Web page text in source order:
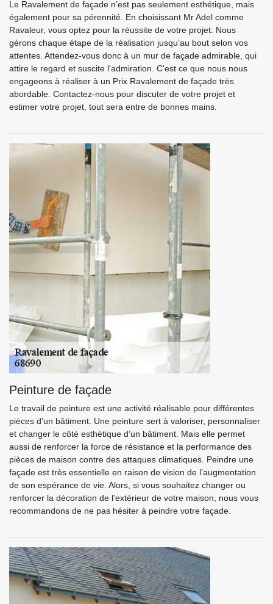
Le Ravalement de façade n’est pas seulement esthétique, mais
également pour sa pérennité. En choisissant Mr Adel comme
Ravaleur, vous optez pour la réussite de votre projet. Nous
gérons chaque étape de la réalisation jusqu’au bout selon vos
attentes. Attendez-vous donc à un mur de façade admirable, qui
attire le regard et suscite l'admiration. C'est ce que nous nous
engageons à réaliser à un Prix Ravalement de façade très
abordable. Contactez-nous pour discuter de votre projet et
estimer votre projet, tout sera entre de bonnes mains.
Peinture de façade
Le travail de peinture est une activité réalisable pour différentes
pièces d’un bâtiment. Une peinture sert à valoriser, personnaliser
et changer le côté esthétique d’un bâtiment. Mais elle permet
aussi de renforcer la force de résistance et la performance des
pièces de maison contre des attaques climatiques. Peindre une
façade est très essentielle en raison de vision de l’augmentation
de son espérance de vie. Alors, si vous souhaitez changer ou
renforcer la décoration de l’extérieur de votre maison, nous vous
recommandons de ne pas hésiter à peindre votre façade.